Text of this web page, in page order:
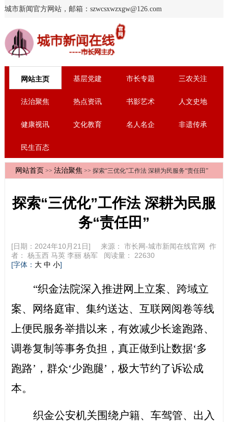
城市新闻官方网站，邮箱：szwcsxwzxgw@126.com
网站主页 基层党建 市长专题 三农关注
法治聚焦 热点资讯 书影艺术 人文史地
健康视讯 文化教育 名人名企 非遗传承
民生百态
网站首页 >> 法治聚焦 >> 探索“三优化”工作法 深耕为民服务“责任田”
探索“三优化”工作法 深耕为民服
务“责任田”
[日期：2024年10月21日] 来源： 市长网-城市新闻在线官网 作
者： 杨玉西 马英 李丽 杨军阅读量： 22630
[字体： 大 中 小]
“织金法院深入推进网上立案、跨域立
案、网络庭审、集约送达、 互联网阅卷等线
上便民服务举措以来， 有效减少长途跑路、
调卷复制等事务负担，真正做到 让数据‘多
跑路’ ，群众‘少跑腿’，极大节约了诉讼成
本。
织金公安机关围绕户籍、车驾管、出入